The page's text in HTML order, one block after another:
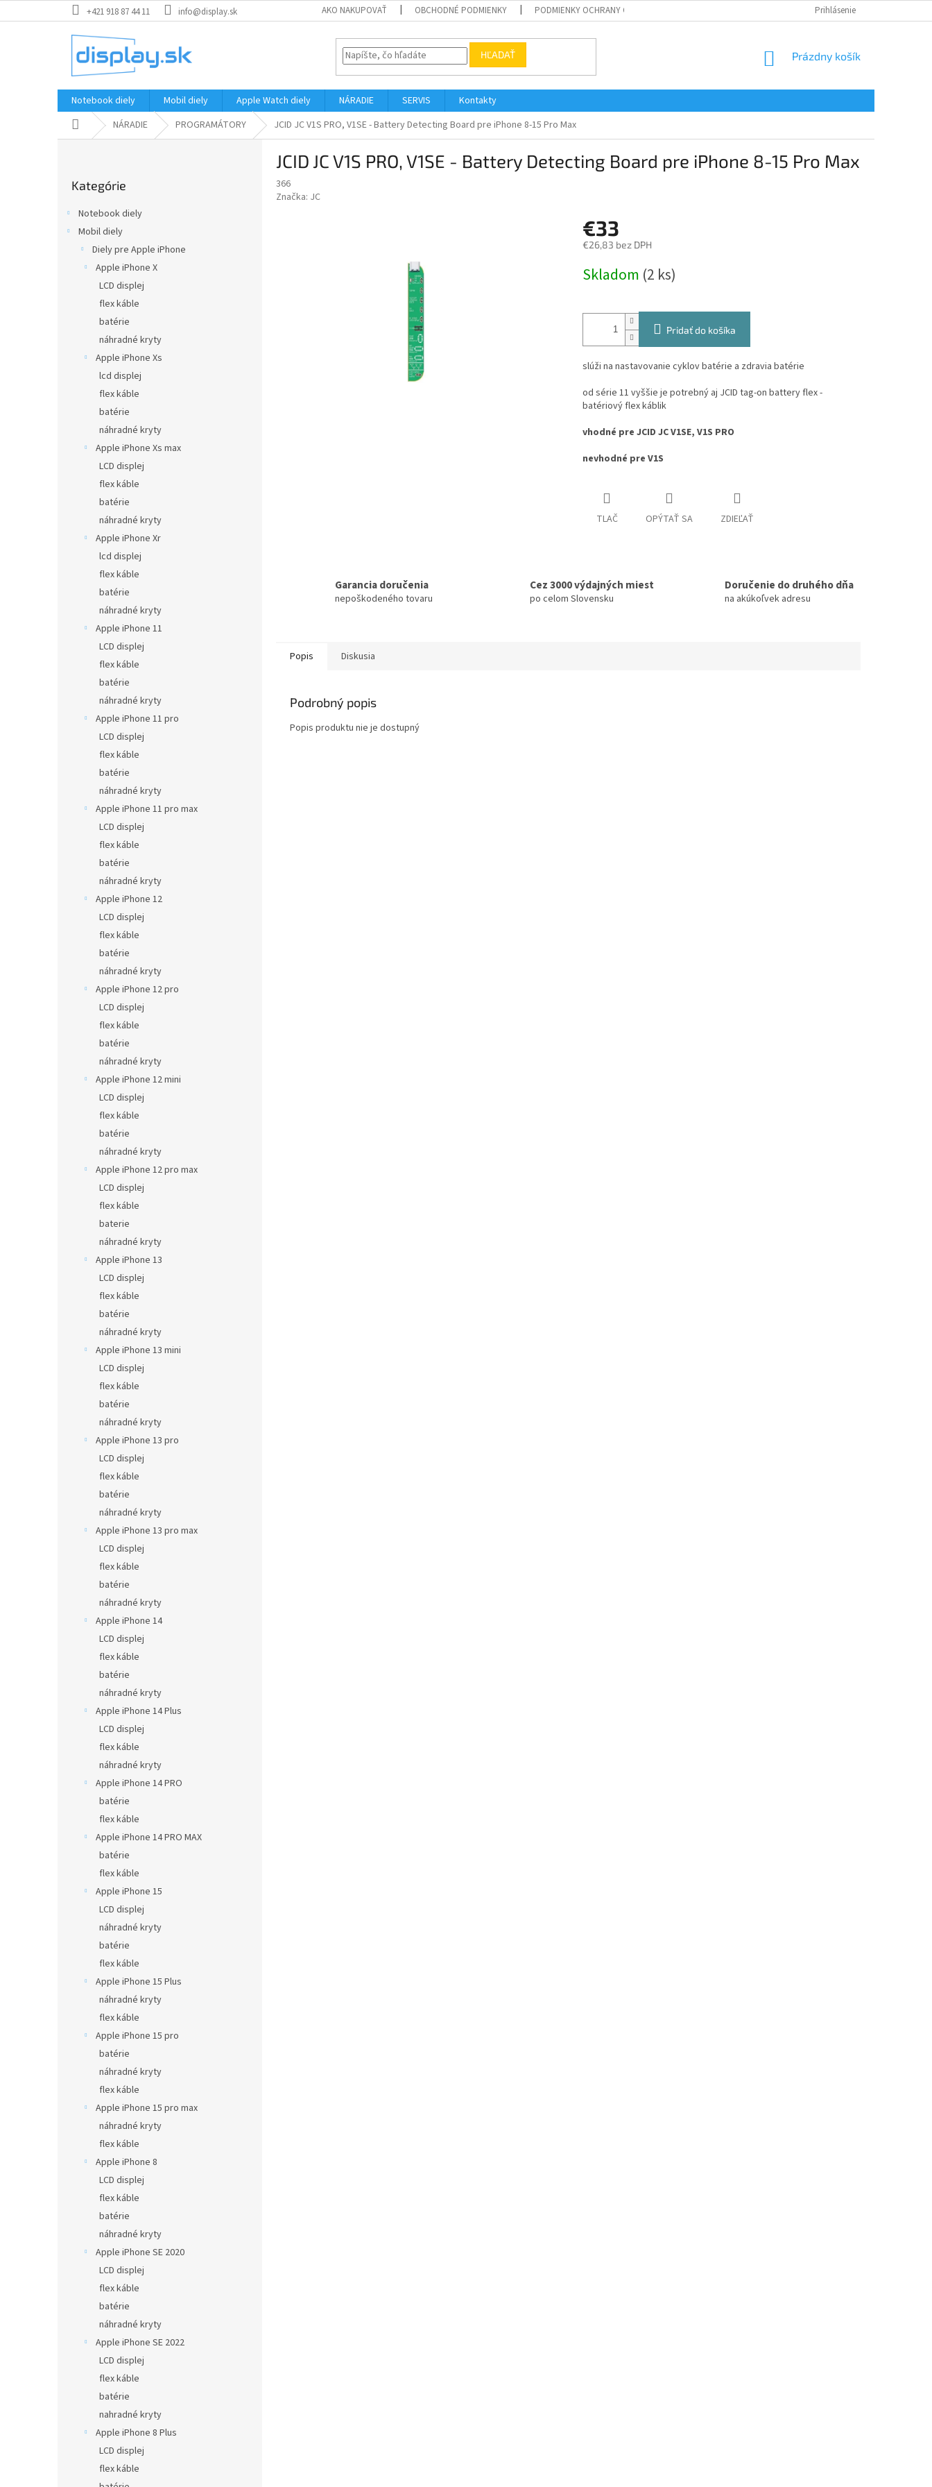
na
+421 918 87 44 11 info@display.sk AKO NAKUPOVAŤ OBCHODNÉ PODMIENKY PODMIENKY OCHRANY OSOBNÝCH ÚDAJOV Prihlásenie
HĽADAŤ
NÁKUPNÝ
Prázdny košík
Notebook diely Mobil diely Apple Watch diely NÁRADIE SERVIS
Kontakty
DomovNÁRADIE PROGRAMÁTORY JCID JC V1S PRO, V1SE - Battery Detecting Board pre iPhone 8-15 Pro Max
kategórie
Kategórie
Notebook diely
Mobil diely
Diely pre Apple iPhone
Apple iPhone X
LCD displej
flex káble
batérie
náhradné kryty
Apple iPhone Xs
lcd displej
flex káble
batérie
náhradné kryty
Apple iPhone Xs max
LCD displej
flex káble
batérie
náhradné kryty
Apple iPhone Xr
lcd displej
flex káble
batérie
náhradné kryty
Apple iPhone 11
LCD displej
flex káble
batérie
náhradné kryty
Apple iPhone 11 pro
LCD displej
flex káble
batérie
náhradné kryty
Apple iPhone 11 pro max
LCD displej
flex káble
batérie
náhradné kryty
Apple iPhone 12
LCD displej
flex káble
batérie
náhradné kryty
Apple iPhone 12 pro
LCD displej
flex káble
batérie
náhradné kryty
Apple iPhone 12 mini
LCD displej
flex káble
batérie
náhradné kryty
Apple iPhone 12 pro max
LCD displej
flex káble
baterie
náhradné kryty
Apple iPhone 13
LCD displej
flex káble
batérie
náhradné kryty
Apple iPhone 13 mini
LCD displej
flex káble
batérie
náhradné kryty
Apple iPhone 13 pro
LCD displej
flex káble
batérie
náhradné kryty
Apple iPhone 13 pro max
LCD displej
flex káble
batérie
náhradné kryty
Apple iPhone 14
LCD displej
flex káble
batérie
náhradné kryty
Apple iPhone 14 Plus
LCD displej
flex káble
náhradné kryty
Apple iPhone 14 PRO
batérie
flex káble
Apple iPhone 14 PRO MAX
batérie
flex káble
Apple iPhone 15
LCD displej
náhradné kryty
batérie
flex káble
Apple iPhone 15 Plus
náhradné kryty
flex káble
Apple iPhone 15 pro
batérie
náhradné kryty
flex káble
Apple iPhone 15 pro max
náhradné kryty
flex káble
Apple iPhone 8
LCD displej
flex káble
batérie
náhradné kryty
Apple iPhone SE 2020
LCD displej
flex káble
batérie
náhradné kryty
Apple iPhone SE 2022
LCD displej
flex káble
batérie
nahradné kryty
Apple iPhone 8 Plus
LCD displej
flex káble
JCID JC V1S PRO, V1SE - Battery Detecting Board pre iPhone 8-15 Pro Max
366
Značka: JC
€33
€26,83 bez DPH
cena:
Skladom (2 ks)
Pridať do košíka
slúži na nastavovanie cyklov batérie a zdravia batérie
od série 11 vyššie je potrebný aj JCID tag-on battery flex -
batériový flex káblik
vhodné pre JCID JC V1SE, V1S PRO
nevhodné pre V1S
TLAČ OPÝTAŤ SA ZDIEĽAŤ
Garancia doručenia
nepoškodeného tovaru
Cez 3000 výdajných miest
po celom Slovensku
Doručenie do druhého dňa
na akúkoľvek adresu
Popis Diskusia
Podrobný popis
Popis produktu nie je dostupný